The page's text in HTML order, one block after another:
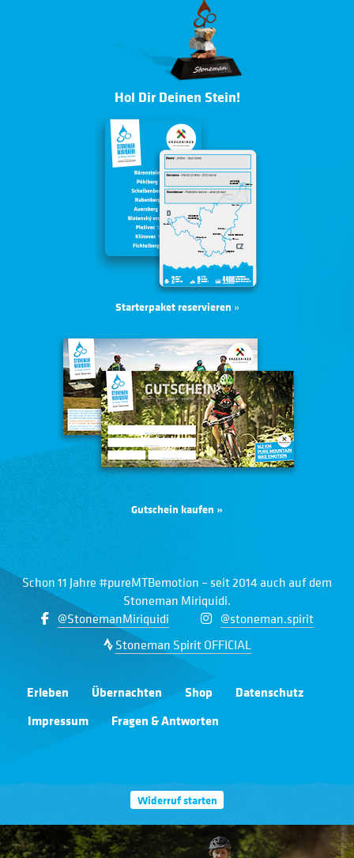
Hol Dir Deinen Stein!
Starterpaket reservieren »
Gutschein kaufen »
Schon 11 Jahre #pureMTBemotion – seit 2014 auch auf dem
Stoneman Miriquidi.
@StonemanMiriquidi
@stoneman.spirit
Stoneman Spirit OFFICIAL
Erleben Übernachten Shop
Datenschutz
Impressum
Fragen & Antworten
Widerruf starten